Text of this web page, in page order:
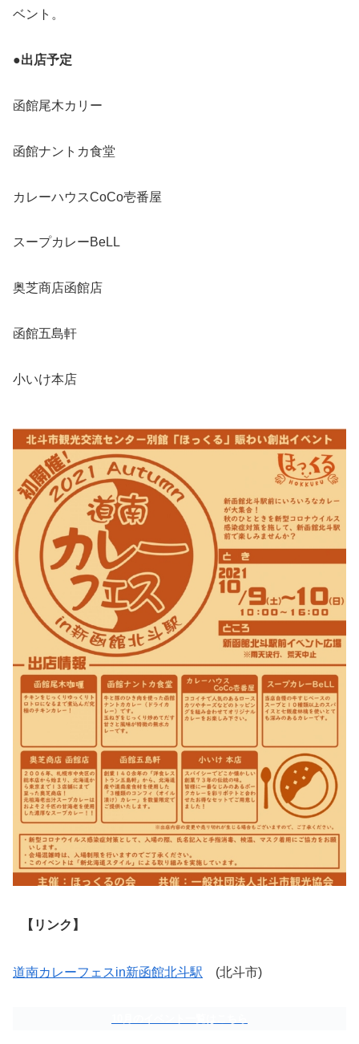
ベント。
●出店予定
函館尾木カリー
函館ナントカ食堂
カレーハウスCoCo壱番屋
スープカレーBeLL
奥芝商店函館店
函館五島軒
小いけ本店
【リンク】
道南カレーフェスin新函館北斗駅 (北斗市)